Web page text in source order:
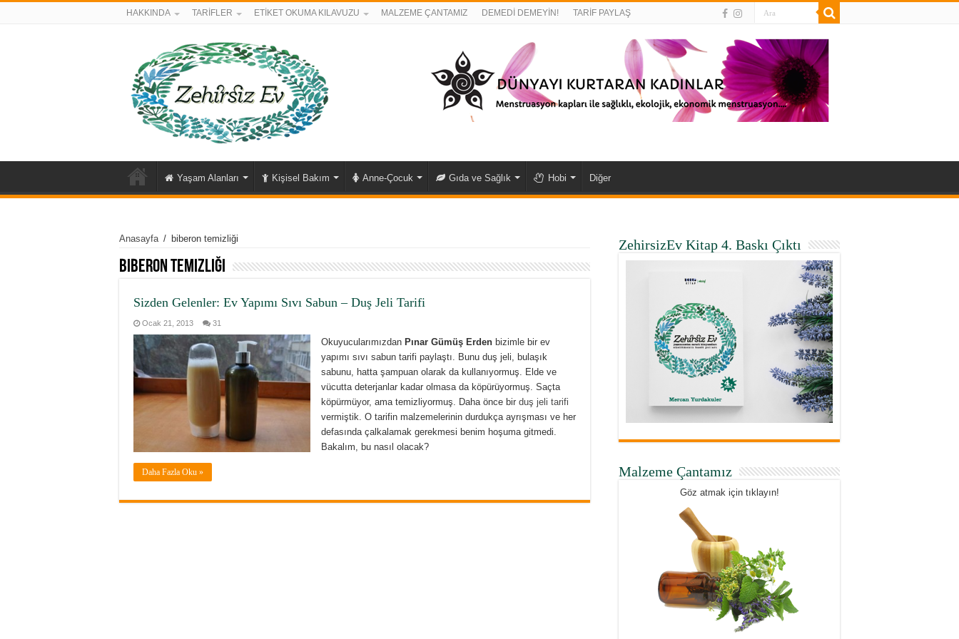
HAKKINDA TARİFLER ETİKET OKUMA KILAVUZU MALZEME ÇANTAMIZ DEMEDİ DEMEYİN! TARİF PAYLAŞ
Yaşam Alanları Kişisel Bakım Anne-Çocuk Gıda ve Sağlık Hobi Diğer
Anasayfa / biberon temizliği
biberon temizliği
Sizden Gelenler: Ev Yapımı Sıvı Sabun – Duş Jeli Tarifi
Ocak 21, 2013 31
Okuyucularımızdan Pınar Gümüş Erden bizimle bir ev
yapımı sıvı sabun tarifi paylaştı. Bunu duş jeli, bulaşık
sabunu, hatta şampuan olarak da kullanıyormuş. Elde ve
vücutta deterjanlar kadar olmasa da köpürüyormuş. Saçta
köpürmüyor, ama temizliyormuş. Daha önce bir duş jeli tarifi
vermiştik. O tarifin malzemelerinin durdukça ayrışması ve her
defasında çalkalamak gerekmesi benim hoşuma gitmedi.
Bakalım, bu nasıl olacak?
Daha Fazla Oku »
ZehirsizEv Kitap 4. Baskı Çıktı
Malzeme Çantamız
Göz atmak için tıklayın!